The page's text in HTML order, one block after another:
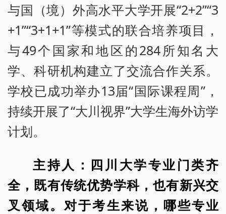
与国（境）外高水平大学开展“2+2”“3
+1”“3+1+1”等模式的联合培养项目，
与49个国家和地区的284所知名大
学、科研机构建立了交流合作关系。
学校已成功举办13届“国际课程周”，
持续开展了“大川视界”大学生海外访学
计划。
主持人：四川大学专业门类齐
全，既有传统优势学科，也有新兴交
叉领域。对于考生来说，哪些专业